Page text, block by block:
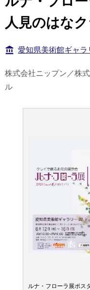
ルナ・フローラ展ポス
人見のはな
愛知県美術館ギャラ
株式会社ニップン／株
ル